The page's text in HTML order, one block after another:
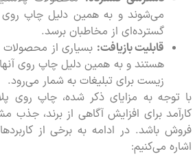
می‌شوند و به همین دلیل چاپ روی
گسترده‌ای از مخاطبان برسد.
قابلیت بازیافت: بسیاری از محصولات
هستند و به همین دلیل چاپ روی
زیست برای تبلیغات به شمار می‌رود.
با توجه به مزایای ذکر شده، چاپ روی
کارآمد برای افزایش آگاهی از برند، جذب
فروش باشد. در ادامه به برخی از
اشاره می‌کنیم: